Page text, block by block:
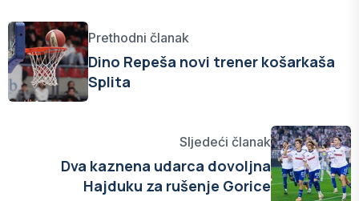
Prethodni članak
Dino Repeša novi trener košarkaša
Splita
Sljedeći članak
Dva kaznena udarca dovoljna
Hajduku za rušenje Gorice